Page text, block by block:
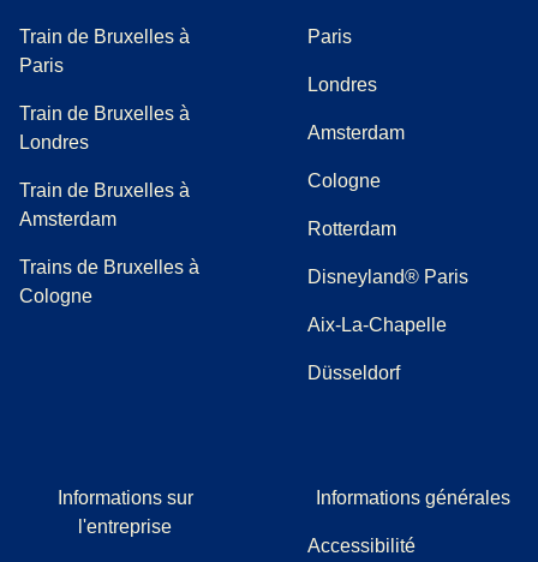
Train de Bruxelles à
Paris
Train de Bruxelles à
Londres
Train de Bruxelles à
Amsterdam
Trains de Bruxelles à
Cologne
Paris
Londres
Amsterdam
Cologne
Rotterdam
Disneyland® Paris
Aix-La-Chapelle
Düsseldorf
Informations sur
l'entreprise
Informations générales
Accessibilité